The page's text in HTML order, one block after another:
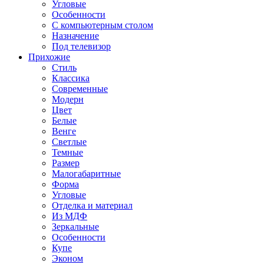
Угловые
Особенности
С компьютерным столом
Назначение
Под телевизор
Прихожие
Стиль
Классика
Современные
Модерн
Цвет
Белые
Венге
Светлые
Темные
Размер
Малогабаритные
Форма
Угловые
Отделка и материал
Из МДФ
Зеркальные
Особенности
Купе
Эконом